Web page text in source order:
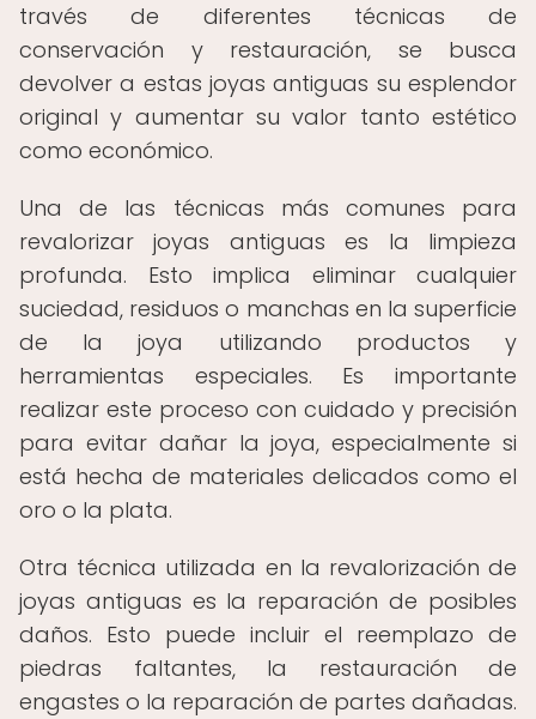
través de diferentes técnicas de
conservación y restauración, se busca
devolver a estas joyas antiguas su esplendor
original y aumentar su valor tanto estético
como económico.
Una de las técnicas más comunes para
revalorizar joyas antiguas es la limpieza
profunda. Esto implica eliminar cualquier
suciedad, residuos o manchas en la superficie
de la joya utilizando productos y
herramientas especiales. Es importante
realizar este proceso con cuidado y precisión
para evitar dañar la joya, especialmente si
está hecha de materiales delicados como el
oro o la plata.
Otra técnica utilizada en la revalorización de
joyas antiguas es la reparación de posibles
daños. Esto puede incluir el reemplazo de
piedras faltantes, la restauración de
engastes o la reparación de partes dañadas.